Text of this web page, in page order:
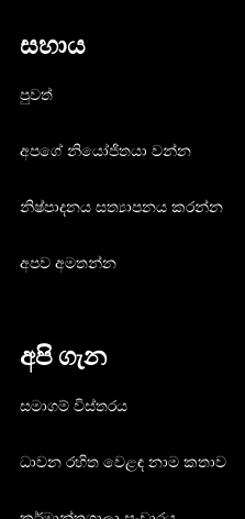
සහාය
පුවත්
අපගේ නියෝජිතයා වන්න
නිෂ්පාදනය සත්‍යාපනය කරන්න
අපව අමතන්න
අපි ගැන
සමාගම් විස්තරය
ධාවන රහිත වෙළඳ නාම කතාව